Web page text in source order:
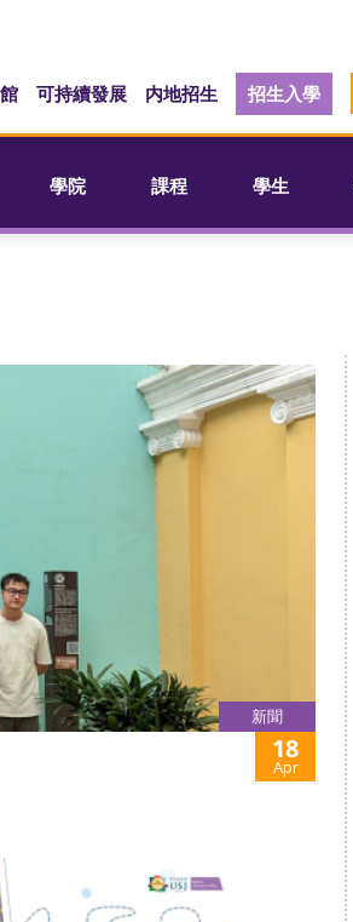
可持續發展 内地招生 招生入學
學院 課程 學生
新聞
18
Apr